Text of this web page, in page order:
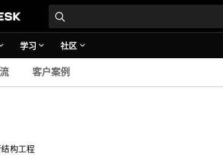
学习 社区
客户案例
构工程